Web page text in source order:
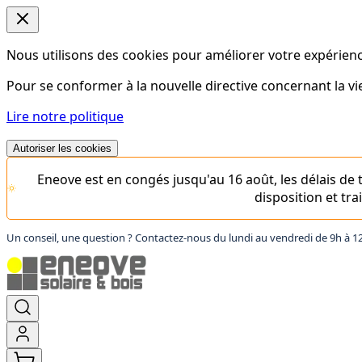
Nous utilisons des cookies pour améliorer votre
Pour se conformer à la nouvelle directive concernant la
Lire notre politique
Autoriser les cookies
Eneove est en congés jusqu'au 16 août, les délais
disposition et
Un conseil, une question ? Contactez-nous du lundi au vendredi de 9h à
Aller
contenu